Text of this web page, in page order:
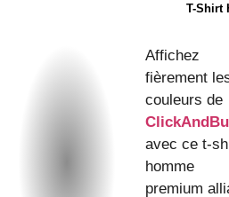
T-Shirt
Affichez
fièrement
couleurs de
avec ce t-
homme
premium